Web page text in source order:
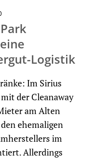
Logistik
Im Sirius
der Cleanaway
am Alten
ehemaligen
im
Allerdings